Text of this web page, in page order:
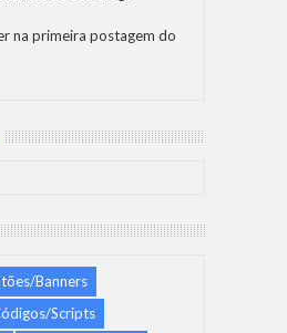
na primeira postagem do
Banners
Scripts